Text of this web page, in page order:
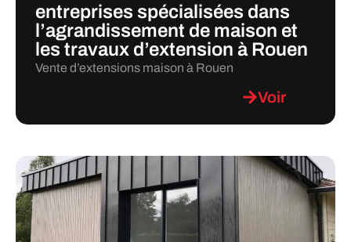
entreprises spécialisées dans
l’agrandissement de maison et
les travaux d’extension à Rouen
Vente d’extensions maison à Rouen
Voir